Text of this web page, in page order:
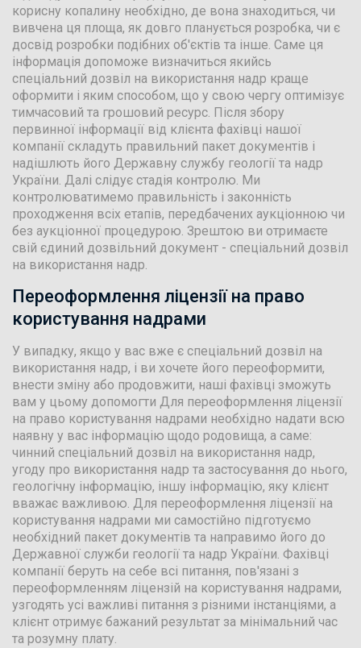
корисну копалину необхідно, де вона знаходиться, чи
вивчена ця площа, як довго планується розробка, чи є
досвід розробки подібних об'єктів та інше. Саме ця
інформація допоможе визначиться якийсь
спеціальний дозвіл на використання надр краще
оформити і яким способом, що у свою чергу оптимізує
тимчасовий та грошовий ресурс. Після збору
первинної інформації від клієнта фахівці нашої
компанії складуть правильний пакет документів і
надішлють його Державну службу геології та надр
України. Далі слідує стадія контролю. Ми
контролюватимемо правильність і законність
проходження всіх етапів, передбачених аукціонною чи
без аукціонної процедурою. Зрештою ви отримаєте
свій єдиний дозвільний документ - спеціальний дозвіл
на використання надр.
Переоформлення ліцензії на право
користування надрами
У випадку, якщо у вас вже є спеціальний дозвіл на
використання надр, і ви хочете його переоформити,
внести зміну або продовжити, наші фахівці зможуть
вам у цьому допомогти Для переоформлення ліцензії
на право користування надрами необхідно надати всю
наявну у вас інформацію щодо родовища, а саме:
чинний спеціальний дозвіл на використання надр,
угоду про використання надр та застосування до нього,
геологічну інформацію, іншу інформацію, яку клієнт
вважає важливою. Для переоформлення ліцензії на
користування надрами ми самостійно підготуємо
необхідний пакет документів та направимо його до
Державної служби геології та надр України. Фахівці
компанії беруть на себе всі питання, пов'язані з
переоформленням ліцензій на користування надрами,
узгодять усі важливі питання з різними інстанціями, а
клієнт отримує бажаний результат за мінімальний час
та розумну плату.